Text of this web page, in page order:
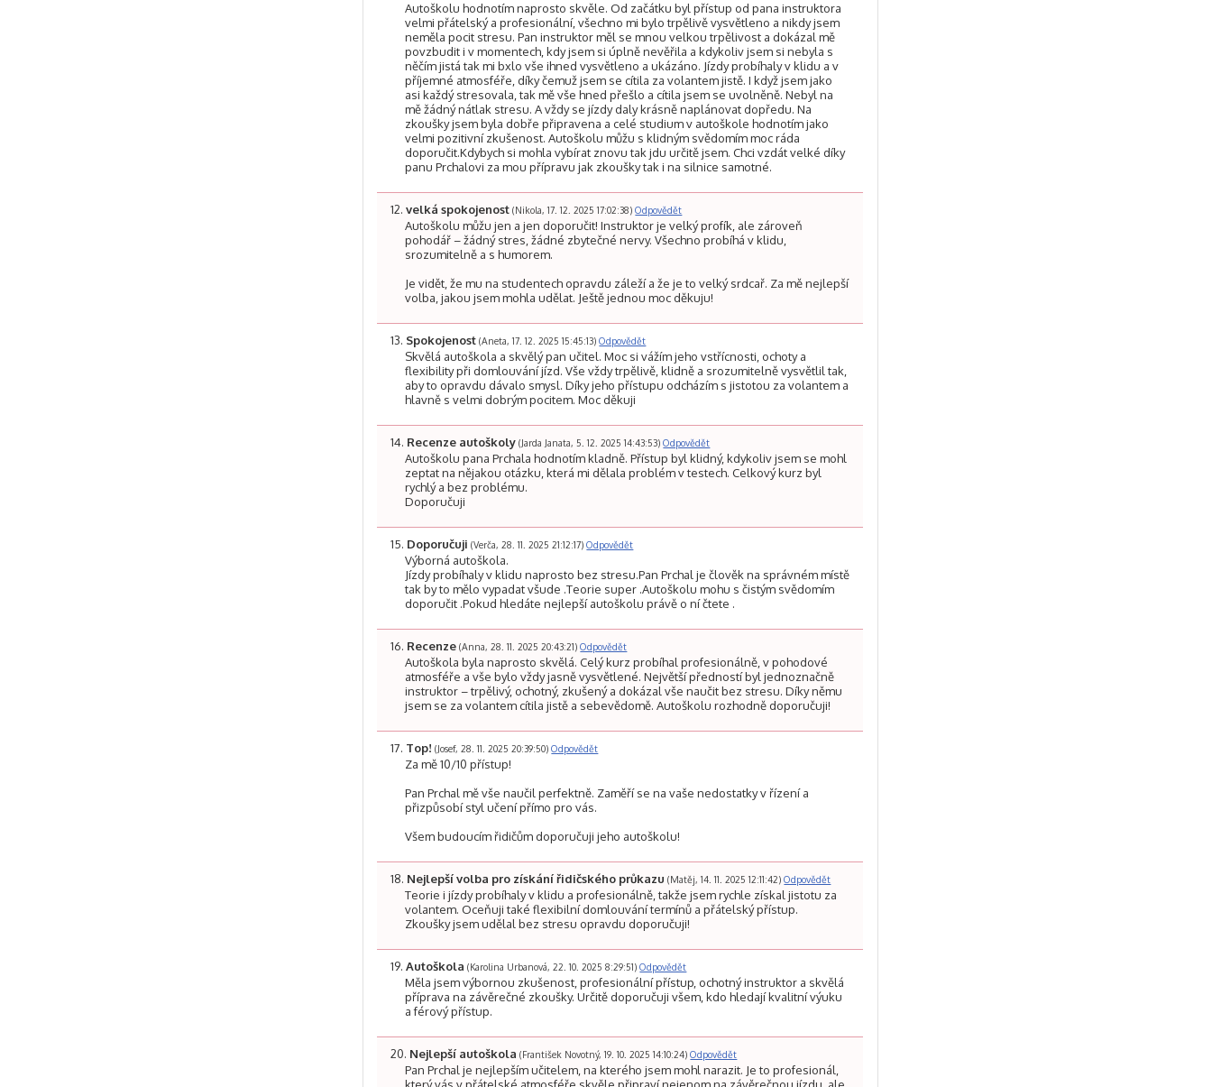
Autoškolu hodnotím naprosto skvěle. Od začátku byl přístup od pana instruktora
velmi přátelský a profesionální, všechno mi bylo trpělivě vysvětleno a nikdy jsem
neměla pocit stresu. Pan instruktor měl se mnou velkou trpělivost a dokázal mě
povzbudit i v momentech, kdy jsem si úplně nevěřila a kdykoliv jsem si nebyla s
něčím jistá tak mi bxlo vše ihned vysvětleno a ukázáno. Jízdy probíhaly v klidu a v
příjemné atmosféře, díky čemuž jsem se cítila za volantem jistě. I když jsem jako
asi každý stresovala, tak mě vše hned přešlo a cítila jsem se uvolněně. Nebyl na
mě žádný nátlak stresu. A vždy se jízdy daly krásně naplánovat dopředu. Na
zkoušky jsem byla dobře připravena a celé studium v autoškole hodnotím jako
velmi pozitivní zkušenost. Autoškolu můžu s klidným svědomím moc ráda
doporučit.Kdybych si mohla vybírat znovu tak jdu určitě jsem. Chci vzdát velké díky
panu Prchalovi za mou přípravu jak zkoušky tak i na silnice samotné.
velká spokojenost(Nikola, 17. 12. 2025 17:02:38) Odpovědět
Autoškolu můžu jen a jen doporučit! Instruktor je velký profík, ale zároveň
pohodář – žádný stres, žádné zbytečné nervy. Všechno probíhá v klidu,
srozumitelně a s humorem.
Je vidět, že mu na studentech opravdu záleží a že je to velký srdcař. Za mě nejlepší
volba, jakou jsem mohla udělat. Ještě jednou moc děkuju!
Spokojenost(Aneta, 17. 12. 2025 15:45:13) Odpovědět
Skvělá autoškola a skvělý pan učitel. Moc si vážím jeho vstřícnosti, ochoty a
flexibility při domlouvání jízd. Vše vždy trpělivě, klidně a srozumitelně vysvětlil tak,
aby to opravdu dávalo smysl. Díky jeho přístupu odcházím s jistotou za volantem a
hlavně s velmi dobrým pocitem. Moc děkuji
Recenze autoškoly(Jarda Janata, 5. 12. 2025 14:43:53) Odpovědět
Autoškolu pana Prchala hodnotím kladně. Přístup byl klidný, kdykoliv jsem se mohl
zeptat na nějakou otázku, která mi dělala problém v testech. Celkový kurz byl
rychlý a bez problému.
Doporučuji
Doporučuji(Verča, 28. 11. 2025 21:12:17) Odpovědět
Výborná autoškola.
Jízdy probíhaly v klidu naprosto bez stresu.Pan Prchal je člověk na správném místě
tak by to mělo vypadat všude .Teorie super .Autoškolu mohu s čistým svědomím
doporučit .Pokud hledáte nejlepší autoškolu právě o ní čtete .
Recenze(Anna, 28. 11. 2025 20:43:21) Odpovědět
Autoškola byla naprosto skvělá. Celý kurz probíhal profesionálně, v pohodové
atmosféře a vše bylo vždy jasně vysvětlené. Největší předností byl jednoznačně
instruktor – trpělivý, ochotný, zkušený a dokázal vše naučit bez stresu. Díky němu
jsem se za volantem cítila jistě a sebevědomě. Autoškolu rozhodně doporučuji!
Top!(Josef, 28. 11. 2025 20:39:50) Odpovědět
Za mě 10/10 přístup!
Pan Prchal mě vše naučil perfektně. Zaměří se na vaše nedostatky v řízení a
přizpůsobí styl učení přímo pro vás.
Všem budoucím řidičům doporučuji jeho autoškolu!
Nejlepší volba pro získání řidičského průkazu(Matěj, 14. 11. 2025 12:11:42) Odpovědět
Teorie i jízdy probíhaly v klidu a profesionálně, takže jsem rychle získal jistotu za
volantem. Oceňuji také flexibilní domlouvání termínů a přátelský přístup.
Zkoušky jsem udělal bez stresu opravdu doporučuji!
Autoškola(Karolina Urbanová, 22. 10. 2025 8:29:51) Odpovědět
Měla jsem výbornou zkušenost, profesionální přístup, ochotný instruktor a skvělá
příprava na závěrečné zkoušky. Určitě doporučuji všem, kdo hledají kvalitní výuku
a férový přístup.
Nejlepší autoškola(František Novotný, 19. 10. 2025 14:10:24) Odpovědět
Pan Prchal je nejlepším učitelem, na kterého jsem mohl narazit. Je to profesionál,